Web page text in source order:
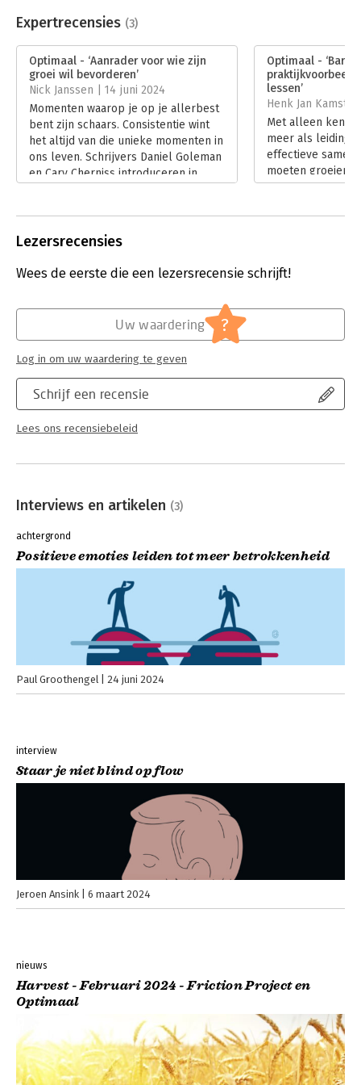
Bestandsformaat:
epub
Uitgever:
Business Contact
Druk:
1
Verschijningsdatum:
18-3-2024
Hoofdrubriek: Algemeen management Psychologie
Expertrecensies (3)
Optimaal - ‘Aanrader voor wie zijn
groei wil bevorderen’
Nick Janssen | 14 juni 2024
Momenten waarop je op je allerbest
bent zijn schaars. Consistentie wint
het altijd van die unieke momenten in
ons leven. Schrijvers Daniel Goleman
en Cary Cherniss introduceren in
ook ontspant, plezier beleeft en
die zegt wat je moet doen.
Optimaal - ‘Barst
lessen’
Henk Jan
Met alleen
meer als
effectieve
moeten groeien
intelligentie.
geweldig boek:
Lezersrecensies
Wees de eerste die een lezersrecensie schrijft!
Schrijf een recensie
Lees ons recensiebeleid
Uw waardering ?
Log in om uw waardering te geven
Interviews en artikelen (3)
achtergrond
Positieve emoties leiden tot meer betrokkenheid
Paul Groothengel 24 juni 2024
interview
Staar je niet blind op flow
Jeroen Ansink 6 maart 2024
nieuws
Harvest - Februari 2024 - Friction Project en
Optimaal